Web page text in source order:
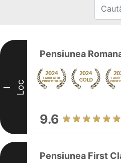
I Loc
Pensiunea
9.6
Pensiunea First